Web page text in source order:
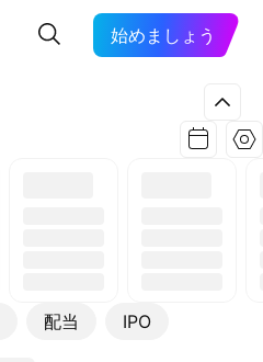
始めましょう
配当 IPO